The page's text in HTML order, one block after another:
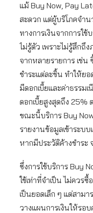
แม้ Buy Now, Pay
สะดวก แต่ผู้บริโภคจำ
ทางการเงินจากการใช้
ไม่รู้ตัว เพราะไม่รู้สึกถึ
จากหลายรายการ เช่
ชำระแต่ละชิ้น ทำให้ย
มีดอกเบี้ยและค่าธรรม
ดอกเบี้ยสูงสุดถึง 25%
ขณะนี้บริการ Buy
รายงานข้อมูลเข้าระบบ
หากมีประวัติค้างชำระ
ซึ่งการใช้บริการ Buy
ใช้เท่าที่จำเป็น ไม่ควร
เป็นยอดเล็ก ๆ แต่สาม
วางแผนการเงินให้รอ